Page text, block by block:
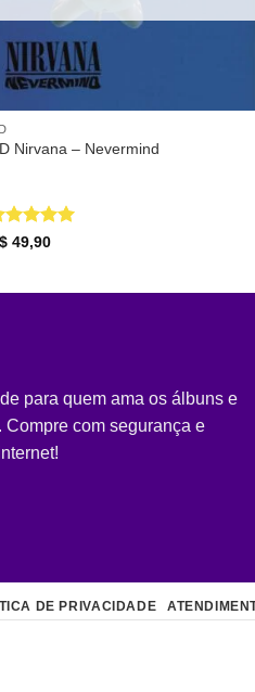
Nirvana – Nevermind
49,90
para quem ama os álbuns e
Compre com segurança e
DE PRIVACIDADE